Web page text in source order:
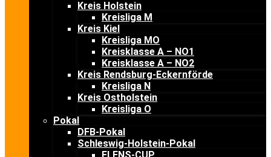
Kreis Holstein
Kreisliga M
Kreis Kiel
Kreisliga MO
Kreisklasse A – NO1
Kreisklasse A – NO2
Kreis Rendsburg-Eckernförde
Kreisliga N
Kreis Ostholstein
Kreisliga O
Pokal
DFB-Pokal
Schleswig-Holstein-Pokal